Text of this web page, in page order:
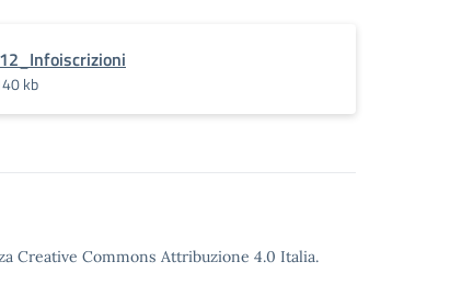
kb
Creative Commons Attribuzione 4.0 Italia.